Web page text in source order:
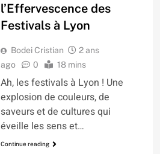
l’Effervescence des
Festivals à Lyon
Bodei Cristian
2 ans
ago
0 18 mins
Ah, les festivals à Lyon ! Une
explosion de couleurs, de
saveurs et de cultures qui
éveille les sens et…
Continue reading